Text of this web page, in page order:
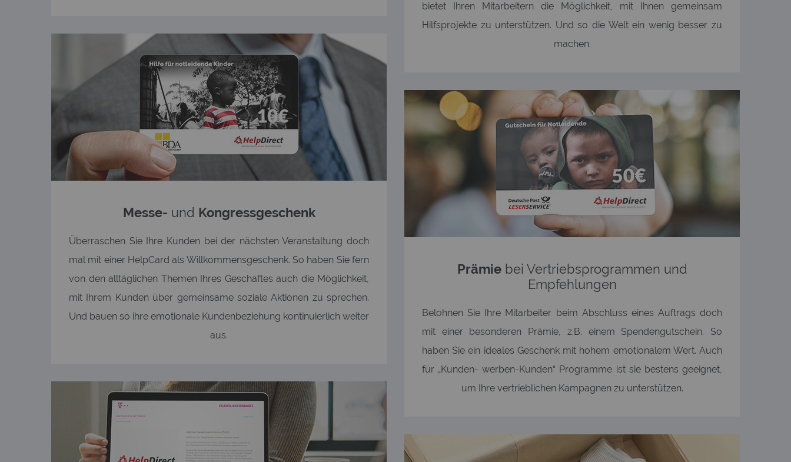
Messe- und Kongressgeschenk
Überraschen Sie Ihre Kunden bei der nächsten Veranstaltung doch
mal mit einer HelpCard als Willkommensgeschenk. So haben Sie fern
von den alltäglichen Themen Ihres Geschäftes auch die Möglichkeit,
mit Ihrem Kunden über gemeinsame soziale Aktionen zu sprechen.
Und bauen so ihre emotionale Kundenbeziehung kontinuierlich weiter
aus.
bietet Ihren Mitarbeitern die Möglichkeit, mit Ihnen gemeinsam
Hilfsprojekte zu unterstützen. Und so die Welt ein wenig besser zu
machen.
Prämiebei Vertriebsprogrammen und
Empfehlungen
Belohnen Sie Ihre Mitarbeiter beim Abschluss eines Auftrags doch
mit einer besonderen Prämie, z.B. einem Spendengutschein. So
haben Sie ein ideales Geschenk mit hohem emotionalem Wert. Auch
für „Kunden- werben-Kunden“ Programme ist sie bestens geeignet,
um Ihre vertrieblichen Kampagnen zu unterstützen.